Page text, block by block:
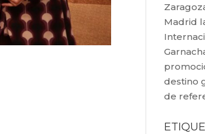
Madrid
destino
de